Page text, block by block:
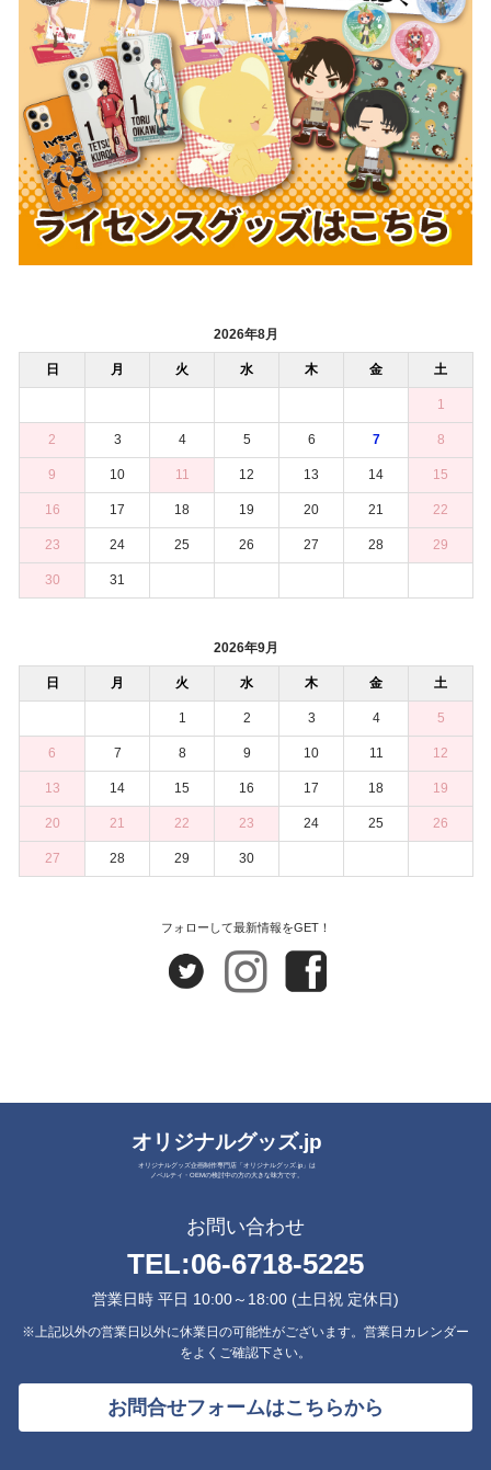
2026年8月
日 月 火 水 木 金 土
1
2 3 4 5 6 7 8
9 10 11 12 13 14 15
16 17 18 19 20 21 22
23 24 25 26 27 28 29
30 31
2026年9月
日 月 火 水 木 金 土
1 2 3 4 5
6 7 8 9 10 11 12
13 14 15 16 17 18 19
20 21 22 23 24 25 26
27 28 29 30
フォローして最新情報をGET！
オリジナルグッズ.jp
オリジナルグッズ企画制作専門店「オリジナルグッズ.jp」は
ノベルティ・OEMの検討中の方の大きな味方です。
お問い合わせ
TEL:06-6718-5225
営業日時 平日 10:00～18:00 (土日祝 定休日)
※上記以外の営業日以外に休業日の可能性がございます。営業日カレンダー
をよくご確認下さい。
お問合せフォームはこちらから